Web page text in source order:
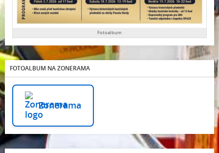
Fotoalbum
FOTOALBUM NA ZONERAMA
Zonerama